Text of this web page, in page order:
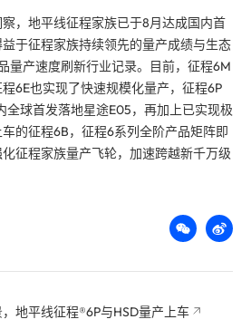
，地平线征程家族已于8月达成国内首
于征程家族持续领先的量产成绩与生态
量产速度刷新行业记录。目前，征程6M
6E也实现了快速规模化量产，征程6P
全球首发落地星途E05，再加上已实现极
的征程6B，征程6系列全阶产品矩阵即
征程家族量产飞轮，加速跨越新千万级
地平线征程®6P与HSD量产上车